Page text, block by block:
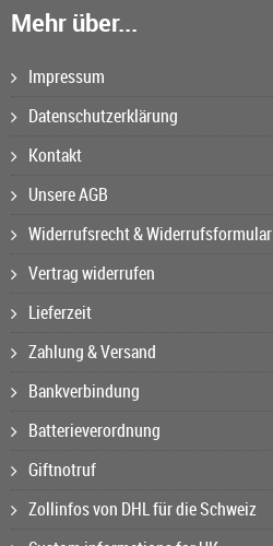
Mehr über...
Impressum
Datenschutzerklärung
Kontakt
Unsere AGB
Widerrufsrecht & Widerrufsformular
Vertrag widerrufen
Lieferzeit
Zahlung & Versand
Bankverbindung
Batterieverordnung
Giftnotruf
Zollinfos von DHL für die Schweiz